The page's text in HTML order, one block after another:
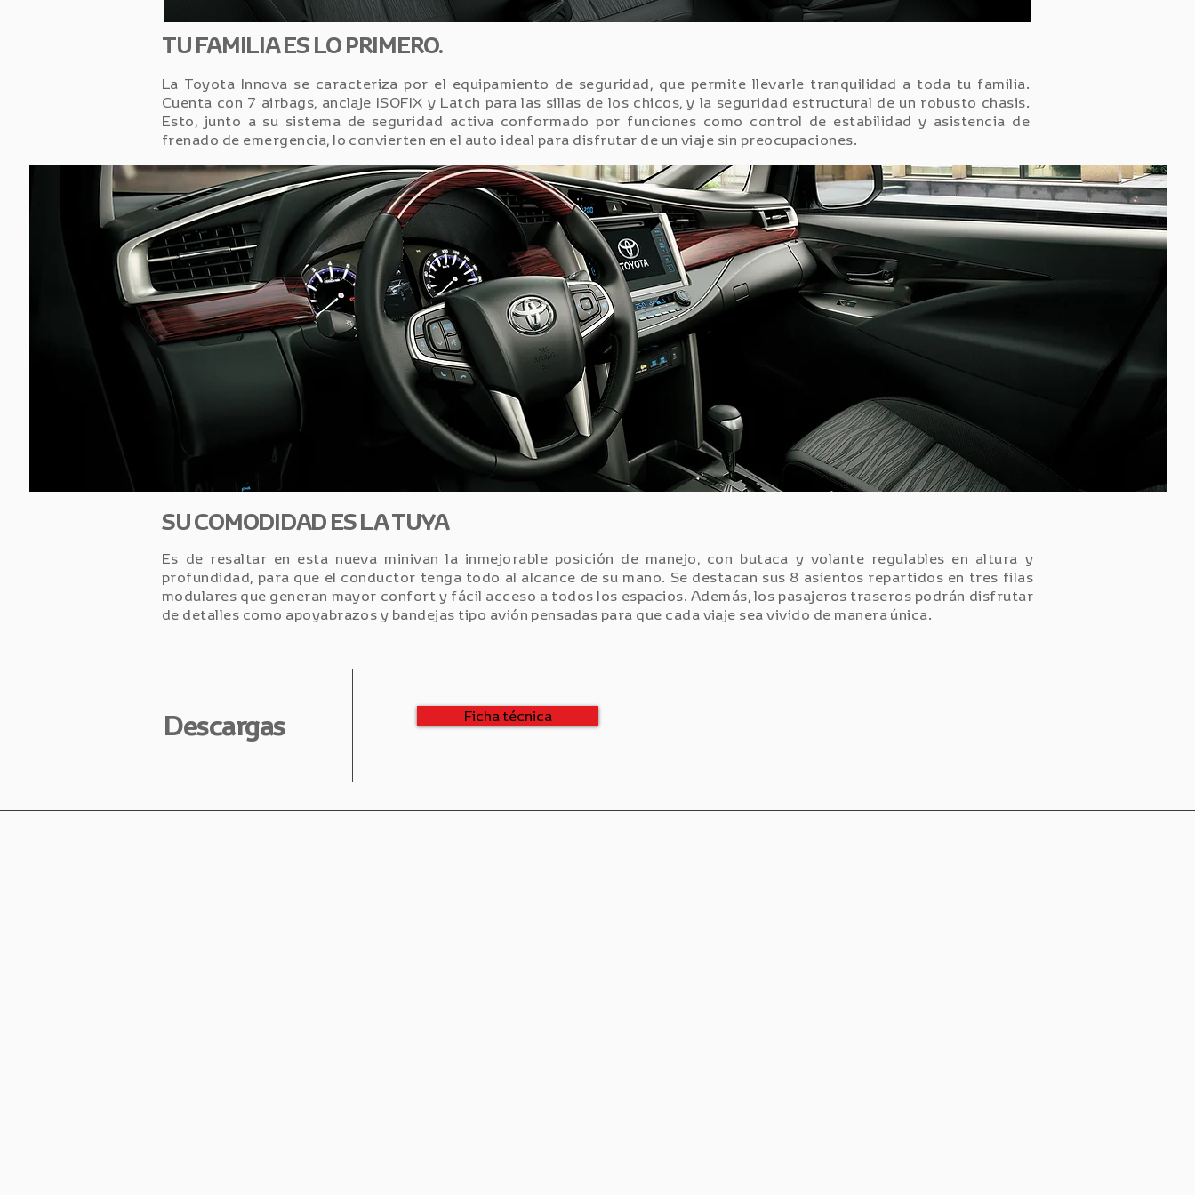
TU FAMILIA ES LO PRIMERO.
La Toyota Innova se caracteriza por el equipamiento de seguridad, que permite llevarle tranquilidad a toda tu familia.
Cuenta con 7 airbags, anclaje ISOFIX y Latch para las sillas de los chicos, y la seguridad estructural de un robusto chasis.
Esto, junto a su sistema de seguridad activa conformado por funciones como control de estabilidad y asistencia de
frenado de emergencia, lo convierten en el auto ideal para disfrutar de un viaje sin preocupaciones.
SU COMODIDAD ES LA TUYA
Es de resaltar en esta nueva minivan la inmejorable posición de manejo, con butaca y volante regulables en altura y
profundidad, para que el conductor tenga todo al alcance de su mano. Se destacan sus 8 asientos repartidos en tres filas
modulares que generan mayor confort y fácil acceso a todos los espacios. Además, los pasajeros traseros podrán disfrutar
de detalles como apoyabrazos y bandejas tipo avión pensadas para que cada viaje sea vivido de manera única.
Descargas Ficha técnica